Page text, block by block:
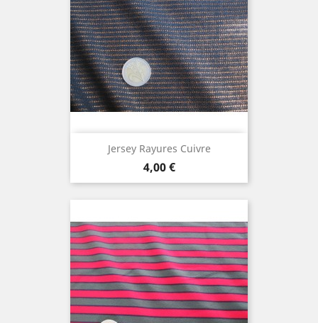
Jersey Rayures Cuivre
Prix
4,00 €